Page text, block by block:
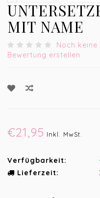
MIT NAME
Noch keine
Bewertung erstellen
€21,95 Inkl. MwSt.
Verfügbarkeit:
Lieferzeit: